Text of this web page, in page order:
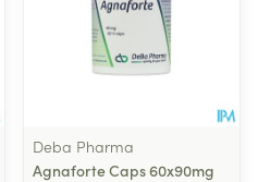
Deba Pharma
Agnaforte Caps 60x90mg